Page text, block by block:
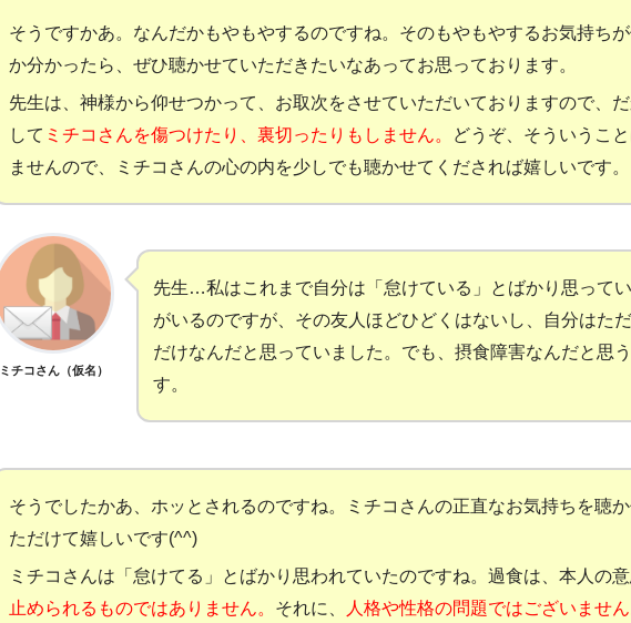
そうですかあ。なんだかもやもやするのですね。そのもやもやするお気持ち
か分かったら、ぜひ聴かせていただきたいなあってお思っております。
先生は、神様から仰せつかって、お取次をさせていただいておりますので、
して ミチコさんを傷つけたり、裏切ったりもしません。
どうぞ、そういうこ
ませんので、ミチコさんの心の内を少しでも聴かせてくだされば嬉しいです。
ミチコさん（仮名）
先生…私はこれまで自分は「怠けている」とばかり思って
がいるのですが、その友人ほどひどくはないし、自分はた
だけなんだと思っていました。でも、摂食障害なんだと思
す。
そうでしたかあ、ホッとされるのですね。ミチコさんの正直なお気持ちを聴
ただけて嬉しいです(^^)
ミチコさんは「怠けてる」とばかり思われていたのですね。過食は、本人の意
止められるものではありません。 それに、 人格や性格の問題ではございません